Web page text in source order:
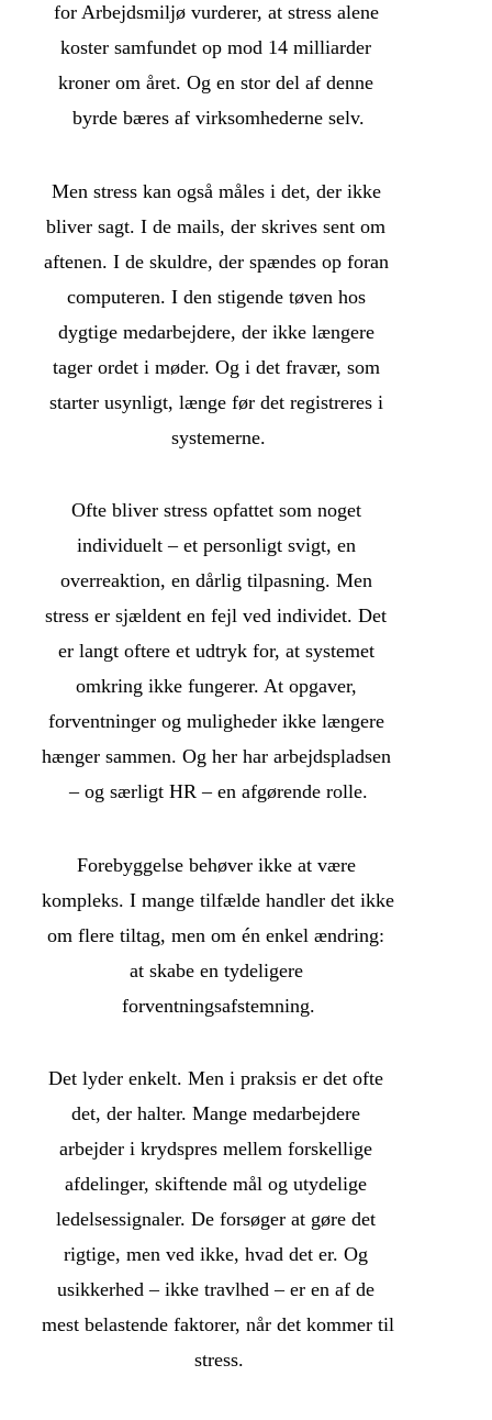
for Arbejdsmiljø vurderer, at stress alene
koster samfundet op mod 14 milliarder
kroner om året. Og en stor del af denne
byrde bæres af virksomhederne selv.
Men stress kan også måles i det, der ikke
bliver sagt. I de mails, der skrives sent om
aftenen. I de skuldre, der spændes op foran
computeren. I den stigende tøven hos
dygtige medarbejdere, der ikke længere
tager ordet i møder. Og i det fravær, som
starter usynligt, længe før det registreres i
systemerne.
Ofte bliver stress opfattet som noget
individuelt – et personligt svigt, en
overreaktion, en dårlig tilpasning. Men
stress er sjældent en fejl ved individet. Det
er langt oftere et udtryk for, at systemet
omkring ikke fungerer. At opgaver,
forventninger og muligheder ikke længere
hænger sammen. Og her har arbejdspladsen
– og særligt HR – en afgørende rolle.
Forebyggelse behøver ikke at være
kompleks. I mange tilfælde handler det ikke
om flere tiltag, men om én enkel ændring:
at skabe en tydeligere
forventningsafstemning.
Det lyder enkelt. Men i praksis er det ofte
det, der halter. Mange medarbejdere
arbejder i krydspres mellem forskellige
afdelinger, skiftende mål og utydelige
ledelsessignaler. De forsøger at gøre det
rigtige, men ved ikke, hvad det er. Og
usikkerhed – ikke travlhed – er en af de
mest belastende faktorer, når det kommer til
stress.